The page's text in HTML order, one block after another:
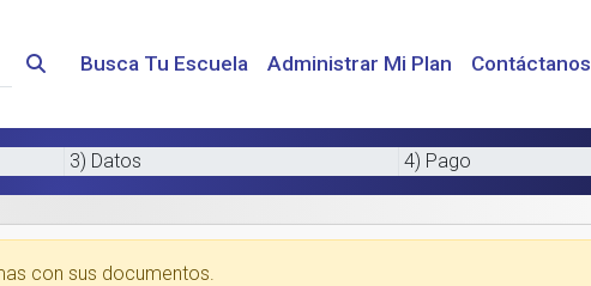
Busca Tu Escuela Administrar Mi Plan Contáctanos
3) Datos 4) Pago
con sus documentos.